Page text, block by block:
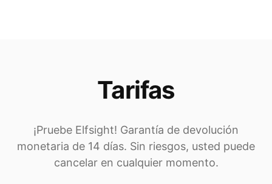
Tarifas
¡Pruebe Elfsight! Garantía de devolución
monetaria de 14 días. Sin riesgos, usted puede
cancelar en cualquier momento.